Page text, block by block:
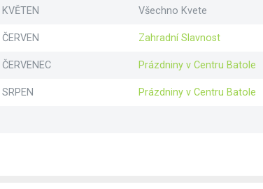
KVĚTEN Všechno Kvete
ČERVEN Zahradní Slavnost
ČERVENEC Prázdniny v Centru Batole
SRPEN Prázdniny v Centru Batole